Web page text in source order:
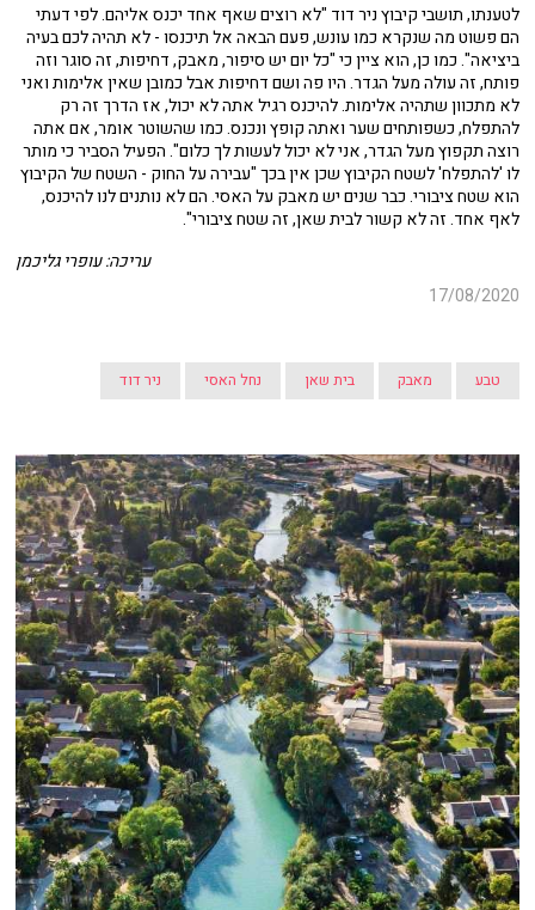
לטענתו, תושבי קיבוץ ניר דוד "לא רוצים שאף אחד יכנס אליהם. לפי דעתי
הם פשוט מה שנקרא כמו עונש, פעם הבאה אל תיכנסו - לא תהיה לכם בעיה
ביציאה". כמו כן, הוא ציין כי "כל יום יש סיפור, מאבק, דחיפות, זה סוגר וזה
פותח, זה עולה מעל הגדר. היו פה ושם דחיפות אבל כמובן שאין אלימות ואני
לא מתכוון שתהיה אלימות. להיכנס רגיל אתה לא יכול, אז הדרך זה רק
להתפלח, כשפותחים שער ואתה קופץ ונכנס. כמו שהשוטר אומר, אם אתה
רוצה תקפוץ מעל הגדר, אני לא יכול לעשות לך כלום". הפעיל הסביר כי מותר
לו 'להתפלח' לשטח הקיבוץ שכן אין בכך "עבירה על החוק - השטח של הקיבוץ
הוא שטח ציבורי. כבר שנים יש מאבק על האסי. הם לא נותנים לנו להיכנס,
לאף אחד. זה לא קשור לבית שאן, זה שטח ציבורי".
עריכה: עופרי גליכמן
17/08/2020
טבע מאבק בית שאן נחל האסי ניר דוד